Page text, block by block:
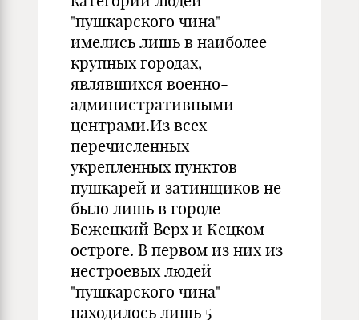
"пушкарского чина"
имелись лишь в наиболее
крупных городах,
являвшихся военно-
административными
центрами.Из всех
перечисленных
укрепленных пунктов
пушкарей и затинщиков не
было лишь в городе
Бежецкий Верх и Кецком
остроге. В первом из них из
нестроевых людей
"пушкарского чина"
находилось лишь 5